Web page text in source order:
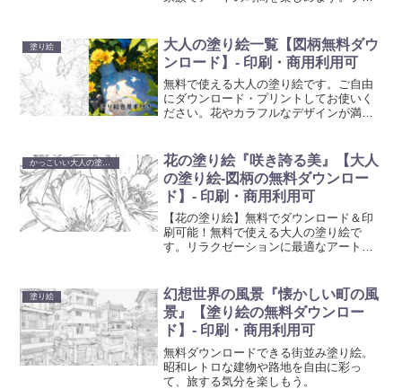
塗り絵
大人の塗り絵一覧【図柄無料ダウ
ンロード】- 印刷・商用利用可
無料で使える大人の塗り絵です。ご自由
にダウンロード・プリントしてお使いく
ださい。花やカラフルなデザインが満載
とときを提供します。日々のストレスを
解放し、美しいアート作品を創り出すこ
とで、心の平和を見つけてください。
花の塗り絵『咲き誇る美』【大人
の塗り絵-図柄の無料ダウンロー
ド】- 印刷・商用利用可
【花の塗り絵】無料でダウンロード＆印
刷可能！無料で使える大人の塗り絵で
す。リラクゼーションに最適なアート活
放されるひと時を。
塗り絵
幻想世界の風景『懐かしい町の風
景』【塗り絵の無料ダウンロー
ド】- 印刷・商用利用可
無料ダウンロードできる街並み塗り絵。
昭和レトロな建物や路地を自由に彩っ
て、旅する気分を楽しもう。